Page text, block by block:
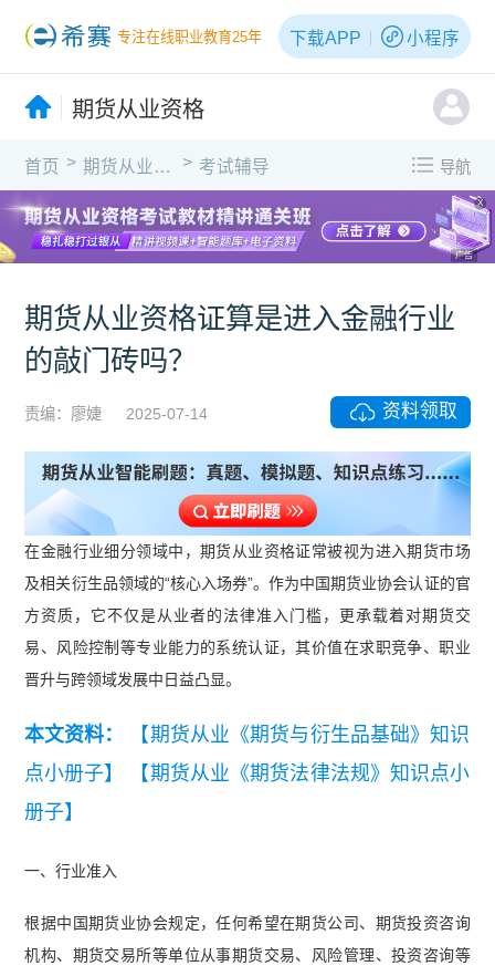
专注在线职业教育25年 下载APP 小程序
期货从业资格
首页 > 期货从业资格 > 考试辅导 导航
X
广告
期货从业资格证算是进入金融行业
的敲门砖吗？
责编：廖婕 2025-07-14 资料领取
在金融行业细分领域中，期货从业资格证常被视为进入期货市场
及相关衍生品领域的“核心入场券”。作为中国期货业协会认证的官
方资质，它不仅是从业者的法律准入门槛，更承载着对期货交
易、风险控制等专业能力的系统认证，其价值在求职竞争、职业
晋升与跨领域发展中日益凸显。
本文资料：
【期货从业《期货与衍生品基础》知识
点小册子】
【期货从业《期货法律法规》知识点小
册子】
一、行业准入
根据中国期货业协会规定，任何希望在期货公司、期货投资咨询
机构、期货交易所等单位从事期货交易、风险管理、投资咨询等